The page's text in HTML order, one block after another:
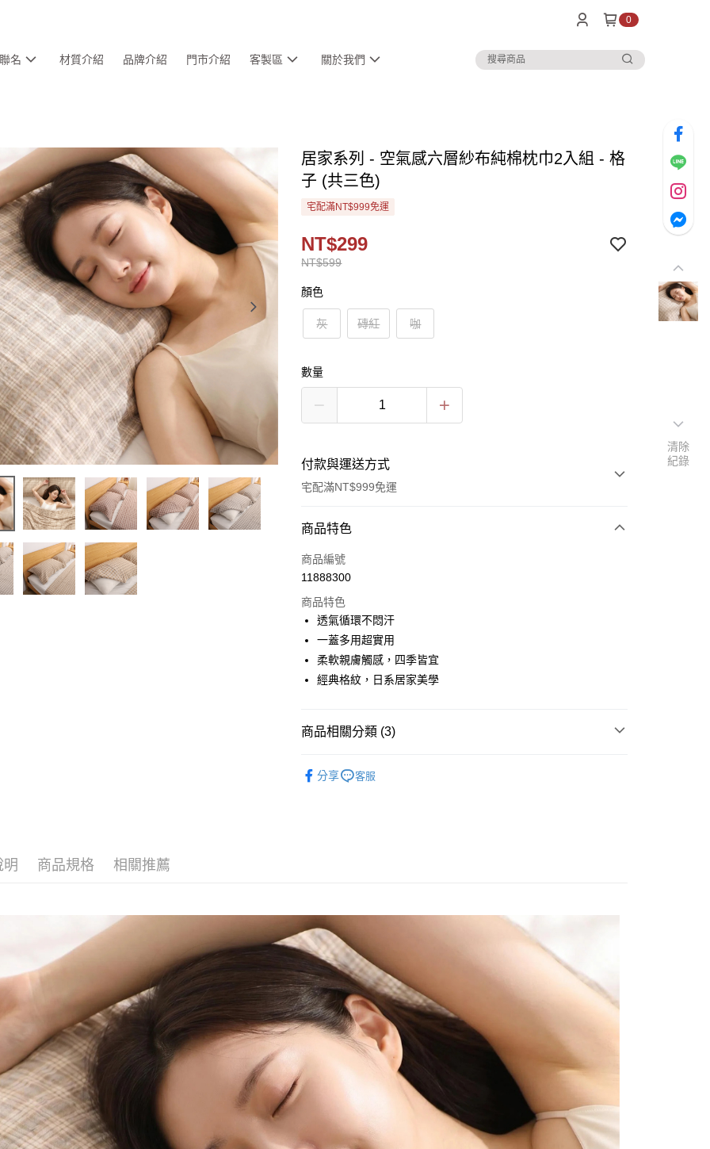
0
名 材質介紹 品牌介紹 門市介紹 客製區 關於我們
居家系列 - 空氣感六層紗布純棉枕巾2入組 - 格
子 (共三色)
宅配滿NT$999免運
NT$599
NT$299
顏色
灰 磚紅 咖
數量
付款與運送方式
宅配滿NT$999免運
付款方式
信用卡一次付款
ATM付款
運送方式
商品特色
商品編號
11888300
商品特色
透氣循環不悶汗
一蓋多用超實用
柔軟親膚觸感，四季皆宜
經典格紋，日系居家美學
商品相關分類 (3)
分享 客服
明 商品規格 相關推薦
清除
紀錄